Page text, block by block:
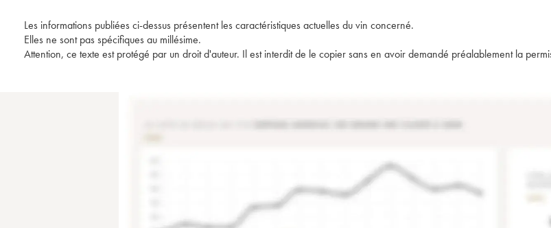
Les informations publiées ci-dessus présentent les caractéristiques actuelles du vin concerné.
Elles ne sont pas spécifiques au millésime.
Attention, ce texte est protégé par un droit d'auteur. Il est interdit de le copier sans en avoir demandé préalablement la